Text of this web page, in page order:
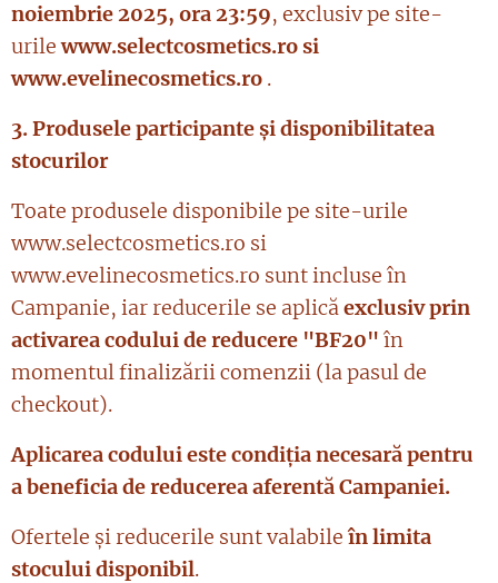
noiembrie 2025, ora 23:59, exclusiv pe site-
urilewww.selectcosmetics.ro si
www.evelinecosmetics.ro .
3. Produsele participante și disponibilitatea
stocurilor
Toate produsele disponibile pe site-urile
www.selectcosmetics.ro si
www.evelinecosmetics.ro sunt incluse în
Campanie, iar reducerile se aplicăexclusiv prin
activarea codului de reducere "BF20" în
momentul finalizării comenzii (la pasul de
checkout).
Aplicarea codului este condiția necesară pentru
a beneficia de reducerea aferentă Campaniei.
Ofertele și reducerile sunt valabileîn limita
stocului disponibil.